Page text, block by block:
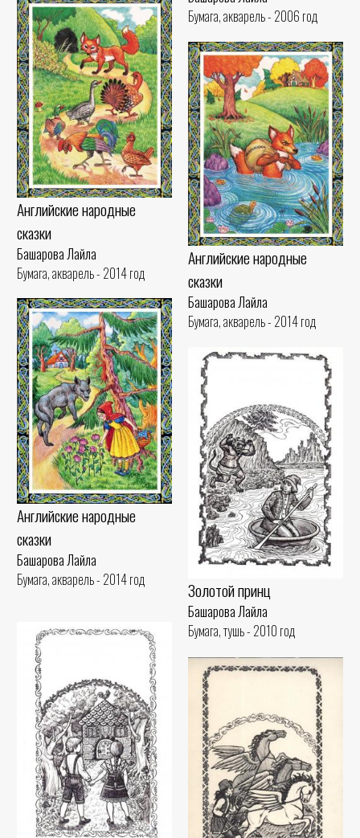
Бумага, акварель - 2006 год
Английские народные
сказки
Башарова Лайла
Бумага, акварель - 2014 год
Английские народные
сказки
Башарова Лайла
Бумага, акварель - 2014 год
Английские народные
сказки
Башарова Лайла
Бумага, акварель - 2014 год
Золотой принц
Башарова Лайла
Бумага, тушь - 2010 год